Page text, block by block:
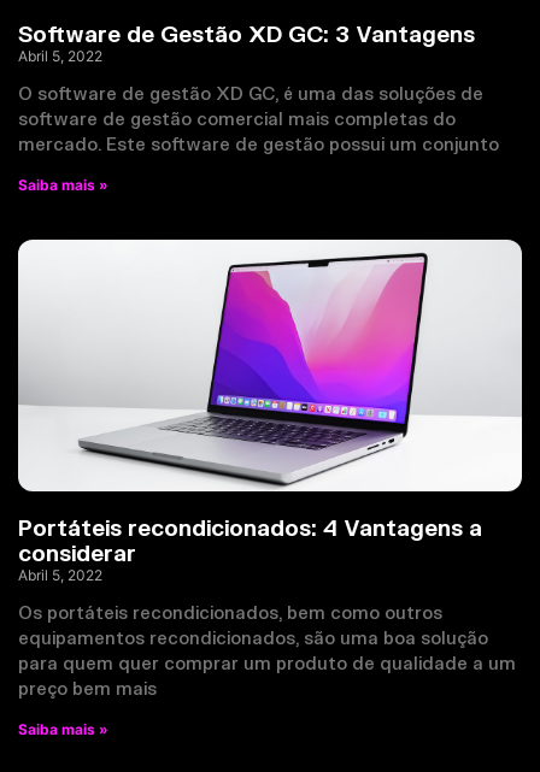
Software de Gestão XD GC: 3 Vantagens
Abril 5, 2022
O software de gestão XD GC, é uma das soluções de
software de gestão comercial mais completas do
mercado. Este software de gestão possui um conjunto
Saiba mais »
Portáteis recondicionados: 4 Vantagens a
considerar
Abril 5, 2022
Os portáteis recondicionados, bem como outros
equipamentos recondicionados, são uma boa solução
para quem quer comprar um produto de qualidade a um
preço bem mais
Saiba mais »